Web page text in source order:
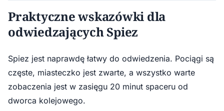
Praktyczne wskazówki dla
odwiedzających Spiez
Spiez jest naprawdę łatwy do odwiedzenia. Pociągi są
częste, miasteczko jest zwarte, a wszystko warte
zobaczenia jest w zasięgu 20 minut spaceru od
dworca kolejowego.